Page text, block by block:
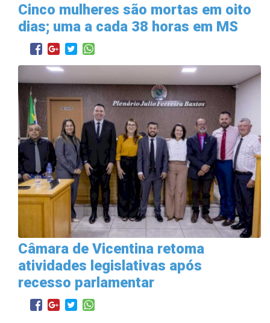
Cinco mulheres são mortas em oito
dias; uma a cada 38 horas em MS
Câmara de Vicentina retoma
atividades legislativas após
recesso parlamentar